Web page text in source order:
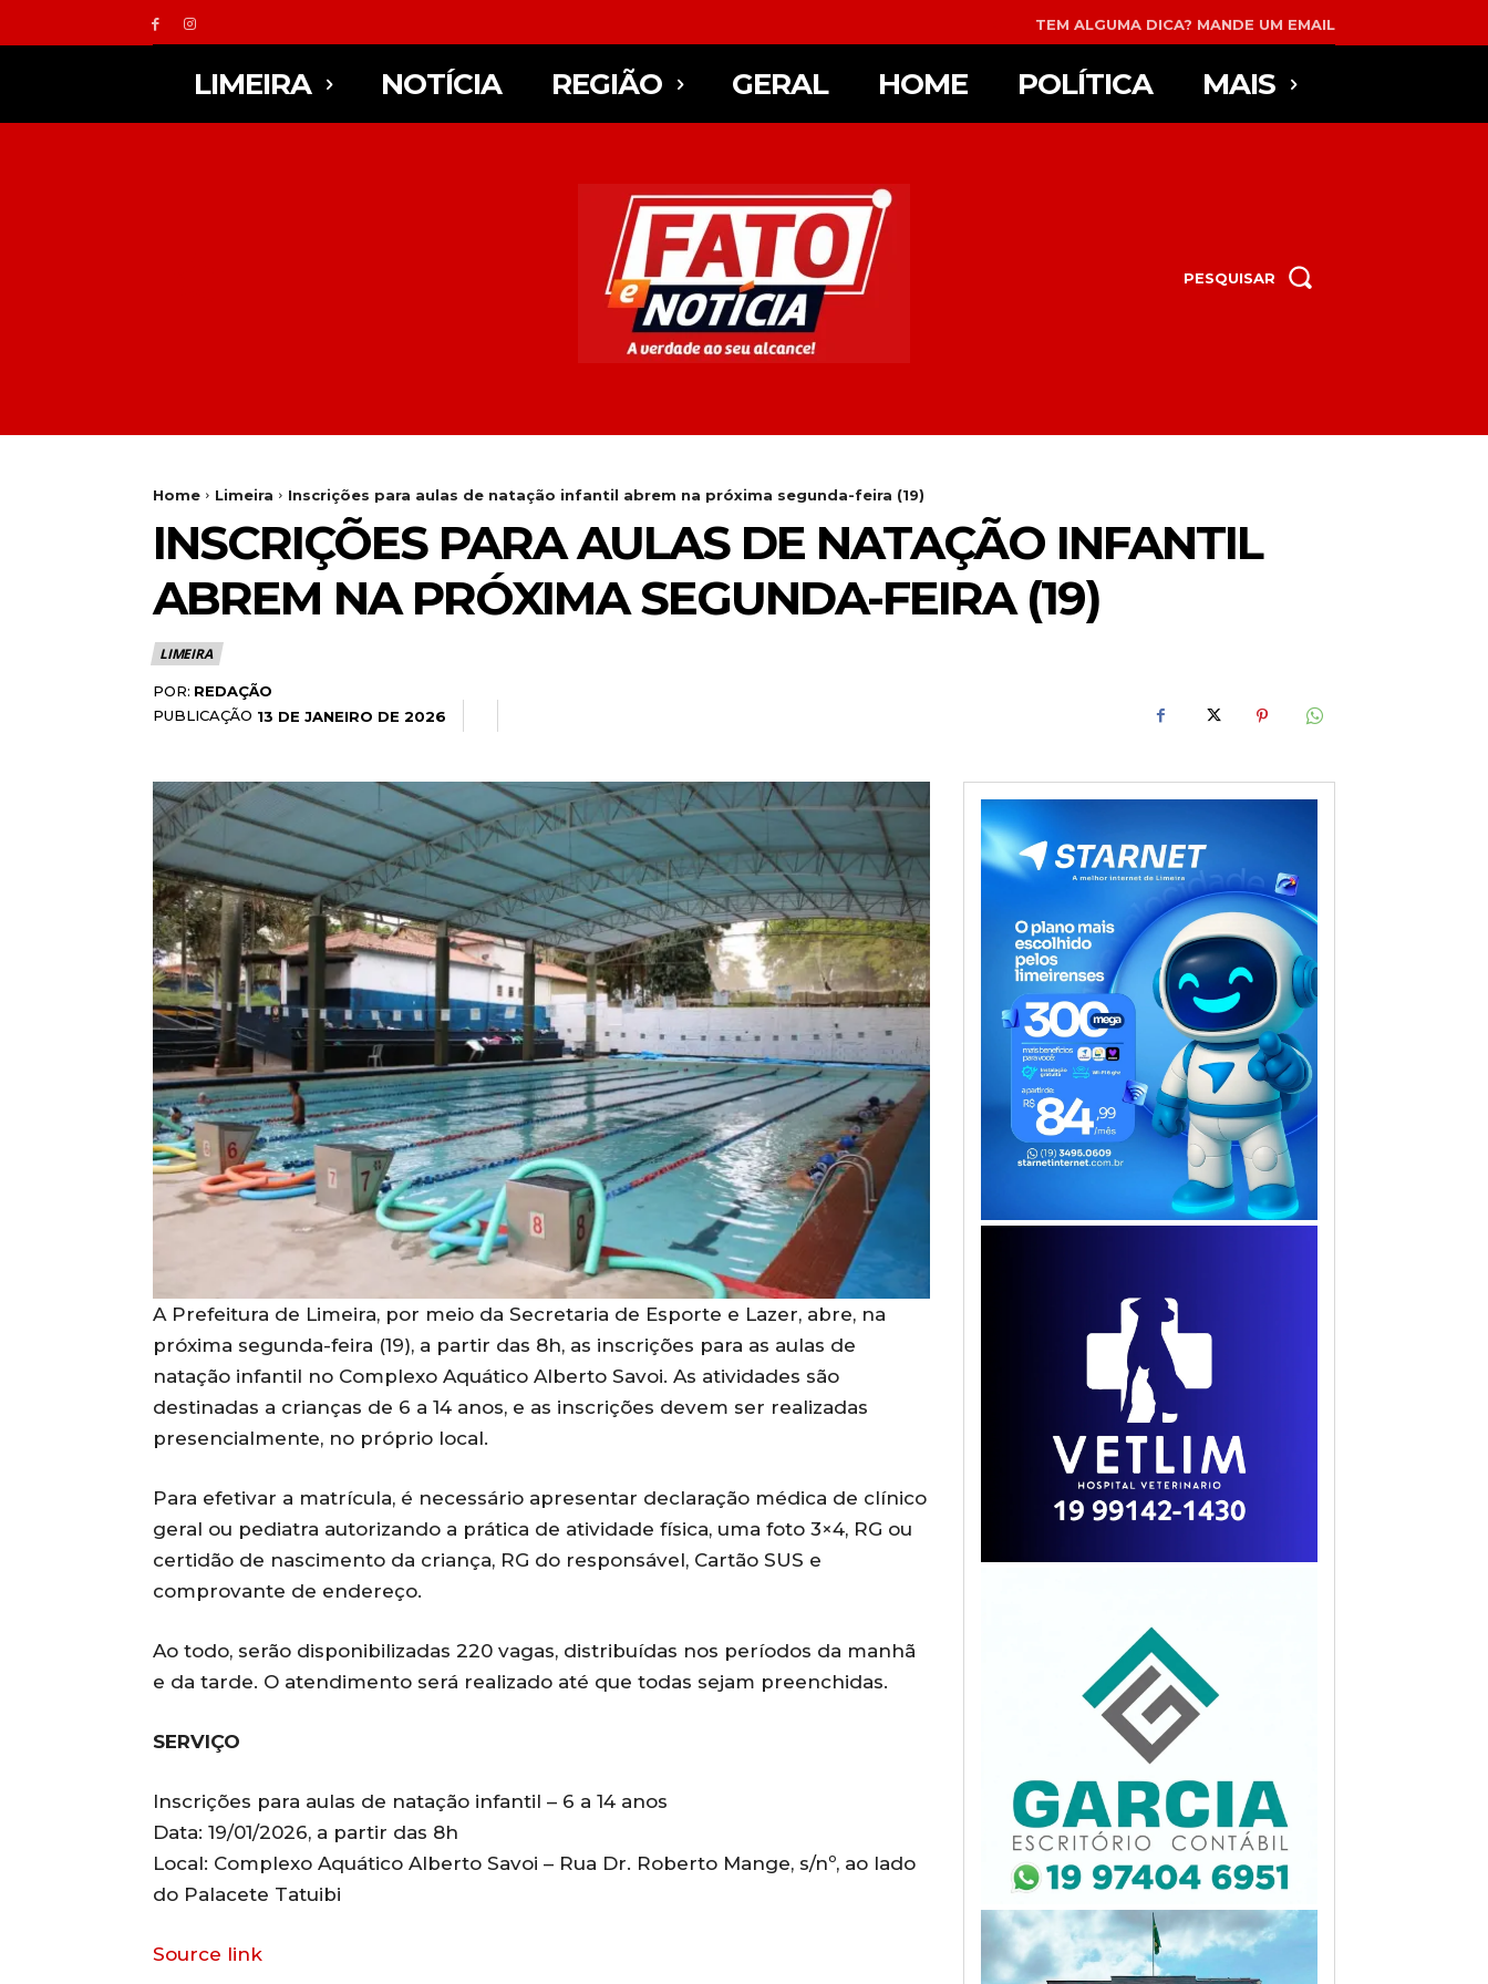
TEM ALGUMA DICA? MANDE UM EMAIL
LIMEIRA NOTÍCIA REGIÃO GERAL HOME POLÍTICA MAIS
PESQUISAR
Home Limeira Inscrições para aulas de natação infantil abrem na próxima segunda-feira (19)
INSCRIÇÕES PARA AULAS DE NATAÇÃO INFANTIL
ABREM NA PRÓXIMA SEGUNDA-FEIRA (19)
LIMEIRA
POR: REDAÇÃO
PUBLICAÇÃO 13 DE JANEIRO DE 2026
A Prefeitura de Limeira, por meio da Secretaria de Esporte e Lazer, abre, na
próxima segunda-feira (19), a partir das 8h, as inscrições para as aulas de
natação infantil no Complexo Aquático Alberto Savoi. As atividades são
destinadas a crianças de 6 a 14 anos, e as inscrições devem ser realizadas
presencialmente, no próprio local.
Para efetivar a matrícula, é necessário apresentar declaração médica de clínico
geral ou pediatra autorizando a prática de atividade física, uma foto 3×4, RG ou
certidão de nascimento da criança, RG do responsável, Cartão SUS e
comprovante de endereço.
Ao todo, serão disponibilizadas 220 vagas, distribuídas nos períodos da manhã
e da tarde. O atendimento será realizado até que todas sejam preenchidas.
SERVIÇO
Inscrições para aulas de natação infantil – 6 a 14 anos
Data: 19/01/2026, a partir das 8h
Local: Complexo Aquático Alberto Savoi – Rua Dr. Roberto Mange, s/nº, ao lado
do Palacete Tatuibi
Source link